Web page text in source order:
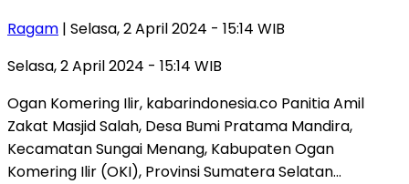
Ragam | Selasa, 2 April 2024 - 15:14 WIB
Selasa, 2 April 2024 - 15:14 WIB
Ogan Komering Ilir, kabarindonesia.co Panitia Amil
Zakat Masjid Salah, Desa Bumi Pratama Mandira,
Kecamatan Sungai Menang, Kabupaten Ogan
Komering Ilir (OKI), Provinsi Sumatera Selatan…